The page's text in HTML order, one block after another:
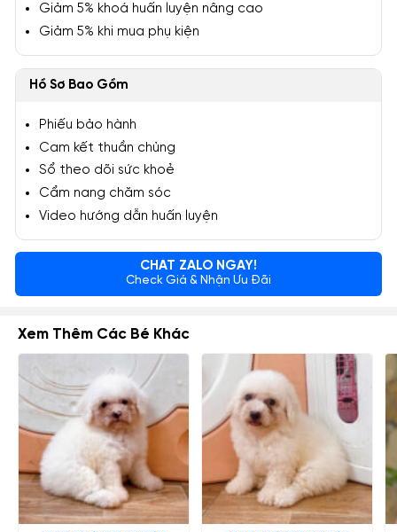
Giảm 5% khoá huấn luyện nâng cao
Giảm 5% khi mua phụ kiện
Hồ Sơ Bao Gồm
Phiếu bảo hành
Cam kết thuần chủng
Sổ theo dõi sức khoẻ
Cẩm nang chăm sóc
Video hướng dẫn huấn luyện
CHAT ZALO NGAY!
Check Giá & Nhận Ưu Đãi
Xem Thêm Các Bé Khác